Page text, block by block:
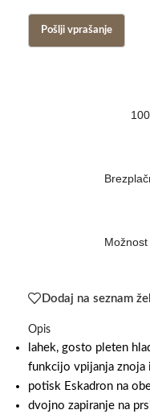
Dodaj na seznam
Opis
lahek, gosto pleten
funkcijo vpijanja znoja
potisk Eskadron na
dvojno zapiranje na